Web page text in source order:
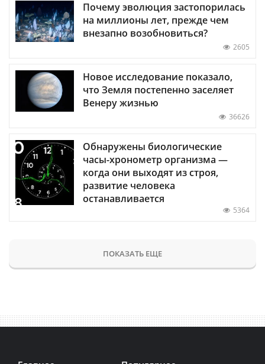
Почему эволюция застопорилась
на миллионы лет, прежде чем
внезапно возобновиться?
2605
Новое исследование показало,
что Земля постепенно заселяет
Венеру жизнью
36626
Обнаружены биологические
часы-хронометр организма —
когда они выходят из строя,
развитие человека
останавливается
5364
ПОКАЗАТЬ ЕЩЕ